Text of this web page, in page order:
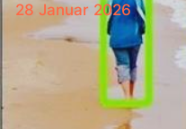
28 Januar 2026